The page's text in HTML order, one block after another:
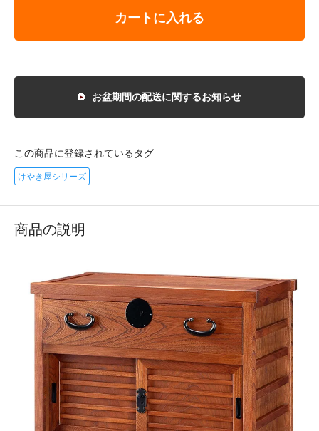
カートに入れる
お盆期間の配送に関するお知らせ
この商品に登録されているタグ
けやき屋シリーズ
商品の説明